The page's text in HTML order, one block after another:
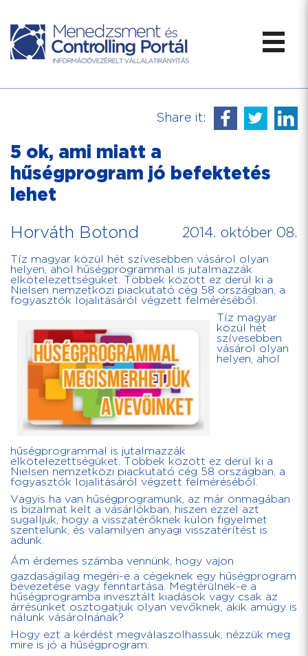
Share it:
5 ok, ami miatt a
hűségprogram jó befektetés
lehet
Horváth Botond 2014. október 08.
Tíz magyar közül hét szívesebben vásárol olyan
helyen, ahol hűségprogrammal is jutalmazzák
elkötelezettségüket. Többek között ez derül ki a
Nielsen nemzetközi piackutató cég 58 országban, a
fogyasztók lojalitásáról végzett felméréséből.
Tíz magyar
közül hét
szívesebben
vásárol olyan
helyen, ahol
hűségprogrammal is jutalmazzák
elkötelezettségüket. Többek között ez derül ki a
Nielsen nemzetközi piackutató cég 58 országban, a
fogyasztók lojalitásáról végzett felméréséből.
Vagyis ha van hűségprogramunk, az már önmagában
is bizalmat kelt a vásárlókban, hiszen ezzel azt
sugalljuk, hogy a visszatérőknek külön figyelmet
szentelünk, és valamilyen anyagi visszatérítést is
adunk.
Ám érdemes számba vennünk, hogy vajon
gazdaságilag megéri-e a cégeknek egy hűségprogram
bevezetése vagy fenntartása. Megtérülnek-e a
hűségprogramba invesztált kiadások vagy csak az
árrésünket osztogatjuk olyan vevőknek, akik amúgy is
nálunk vásárolnának?
Hogy ezt a kérdést megválaszolhassuk, nézzük meg
mire is jó a hűségprogram: